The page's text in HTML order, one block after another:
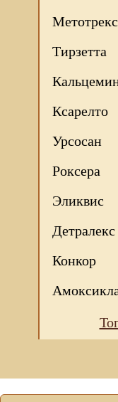
Тирзетта
Ксарелто
Урсосан
Роксера
Эликвис
Детралекс
Конкор
веб-сайта.
обработки